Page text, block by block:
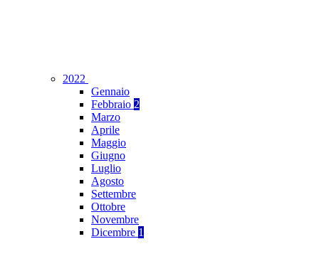
2022
Gennaio
Febbraio 2
Marzo
Aprile
Maggio
Giugno
Luglio
Agosto
Settembre
Ottobre
Novembre
Dicembre 1